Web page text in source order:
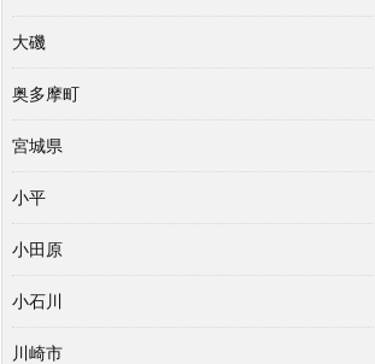
大磯
奥多摩町
宮城県
小平
小田原
小石川
川崎市